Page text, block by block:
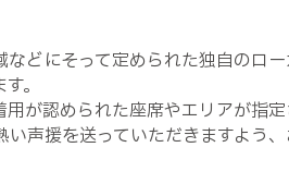
どにそって定められた独自のロ
。
が認められた座席やエリアが指
声援を送っていただきますよう、